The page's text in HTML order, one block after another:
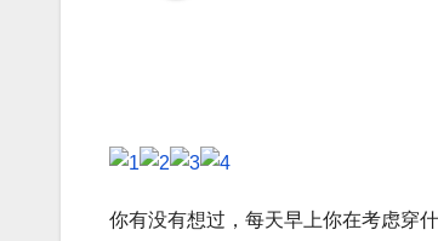
你有没有想过，每天早上你在考虑穿